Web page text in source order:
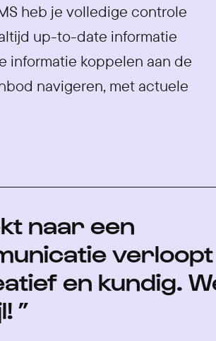
heb je volledige controle
up-to-date informatie
informatie koppelen aan de
navigeren, met actuele
naar een
verloopt
en kundig.